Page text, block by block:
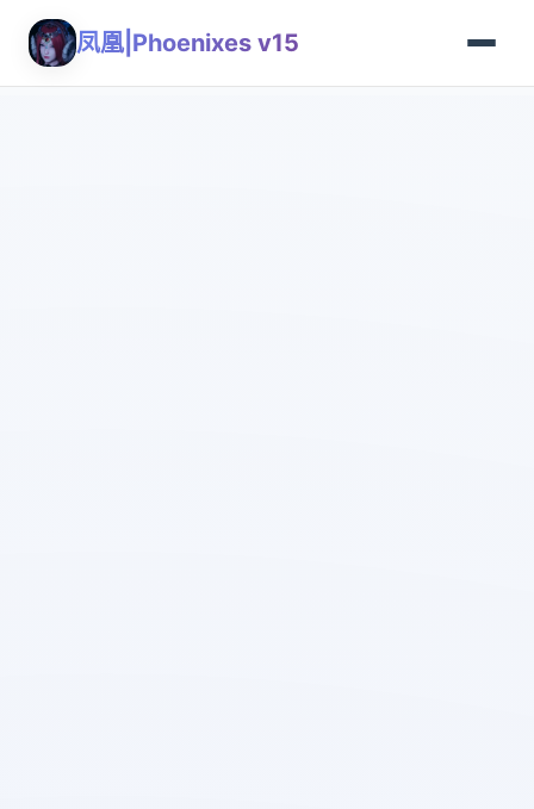
凤凰|Phoenixes v15